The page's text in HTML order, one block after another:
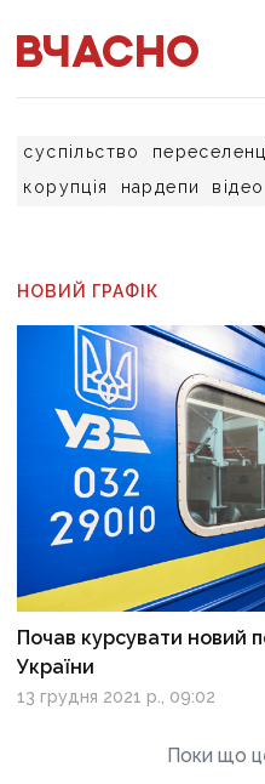
суспільство
корупція
нардепи відео
НОВИЙ ГРАФІК
Почав курсувати новий
України
13 грудня 2021 р., 09:02
Поки що